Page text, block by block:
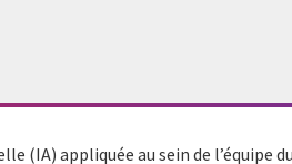
(IA) appliquée au sein de l’équipe